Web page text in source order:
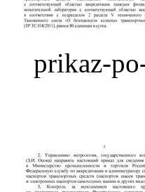
prikaz-